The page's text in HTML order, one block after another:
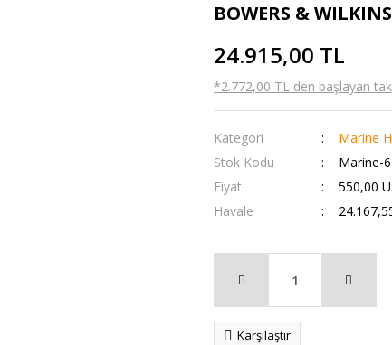
BOWERS &
24.915,00 TL
*2.772,00 TL den başlayan
Kategori Marine
Stok Kodu
Marine-6
Fiyat
550,00
Havale
Karşılaştır